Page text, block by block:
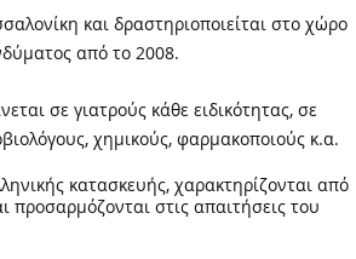
και δραστηριοποιείται στο χώρο
από το 2008.
σε γιατρούς κάθε ειδικότητας, σε
χημικούς, φαρμακοποιούς κ.α.
κατασκευής, χαρακτηρίζονται από
προσαρμόζονται στις απαιτήσεις του